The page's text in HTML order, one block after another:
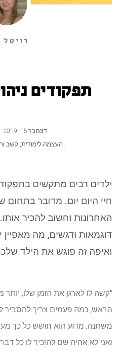
רויטל
תפקודים
דצמבר 15, 2019
העצמה לימודית קשב
ילדים רבים מתקשים
חיי היום יום. מדובר
האחרונות וחשוב להכיר
דוגמאות ודגשים, מה מאפיין
ואיפה זה פוגש את הילד
"קשה לו לארגן את הזמן שלו,
הראש, כמה פעמים צריך להסביר
משתנה, מדוע הוא חושש כל כך
ואני לא אהיה שם להזכיר לו כל